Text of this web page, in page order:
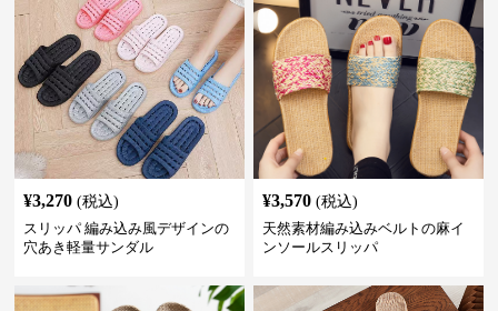
¥3,270 (税込)
スリッパ 編み込み風デザインの
穴あき軽量サンダル
¥3,570 (税込)
天然素材編み込みベルトの麻イ
ンソールスリッパ